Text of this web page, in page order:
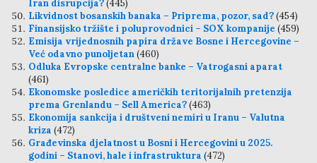
Iran disrupcija?(445)
Likvidnost bosanskih banaka – Priprema, pozor, sad?(454)
Finansijsko tržište i poluprovodnici – SOX kompanije (459)
Emisija vrijednosnih papira države Bosne i Hercegovine –
Već odavno punoljetan(460)
Odluka Evropske centralne banke – Vatrogasni aparat
(461)
Ekonomske posledice američkih teritorijalnih pretenzija
prema Grenlandu – Sell America?(463)
Ekonomija sankcija i društveni nemiri u Iranu – Valutna
kriza (472)
Građevinska djelatnost u Bosni i Hercegovini u 2025.
godini – Stanovi, hale i infrastruktura (472)